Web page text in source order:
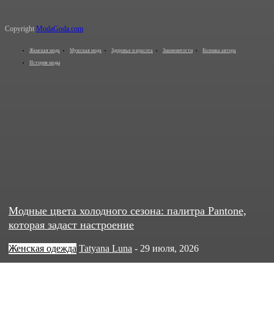
Модные цвета холодного сезона: палитра Pantone,
которая задаст настроение
Женская одежда Tatyana Luna - 29 июля, 2026
Copyright ModaGoda.com
Женская мода Мужская мода Здоровье и красота Знаменитости Колонка автора
История моды